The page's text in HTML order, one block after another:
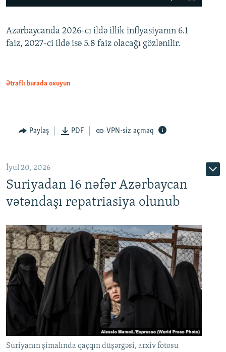
Auto
360p
480p
Azərbaycanda 2026-cı ildə illik inflyasiyanın 6.1
faiz, 2027-ci ildə isə 5.8 faiz olacağı gözlənilir.
Ətraflı burada oxuyun
Paylaş PDF VPN-siz açmaq
İyul 20, 2026
Suriyadan 16 nəfər Azərbaycan
vətəndaşı repatriasiya olunub
Suriyanın şimalında qaçqın düşərgəsi, arxiv fotosu